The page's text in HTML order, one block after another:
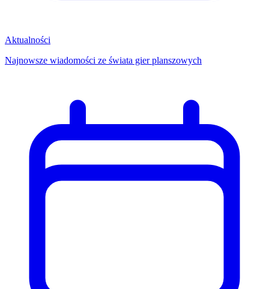
Aktualności
Najnowsze wiadomości ze świata gier planszowych